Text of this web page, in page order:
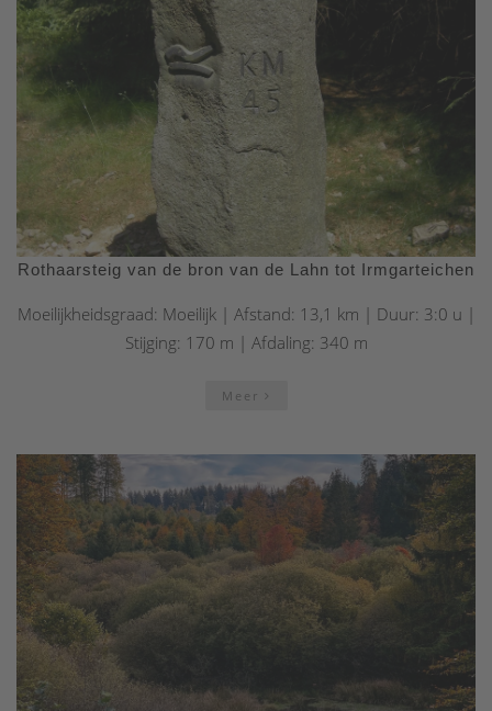
Rothaarsteig van de bron van de Lahn tot Irmgarteichen
Moeilijkheidsgraad: Moeilijk | Afstand: 13,1 km | Duur: 3:0 u |
Stijging: 170 m | Afdaling: 340 m
Meer